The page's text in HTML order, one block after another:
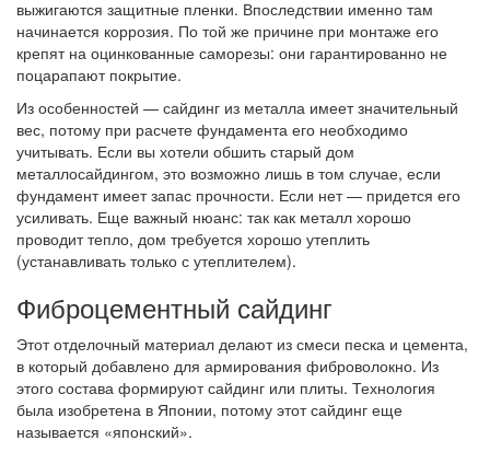
выжигаются защитные пленки. Впоследствии именно там
начинается коррозия. По той же причине при монтаже его
крепят на оцинкованные саморезы: они гарантированно не
поцарапают покрытие.
Из особенностей — сайдинг из металла имеет значительный
вес, потому при расчете фундамента его необходимо
учитывать. Если вы хотели обшить старый дом
металлосайдингом, это возможно лишь в том случае, если
фундамент имеет запас прочности. Если нет — придется его
усиливать. Еще важный нюанс: так как металл хорошо
проводит тепло, дом требуется хорошо утеплить
(устанавливать только с утеплителем).
Фиброцементный сайдинг
Этот отделочный материал делают из смеси песка и цемента,
в который добавлено для армирования фиброволокно. Из
этого состава формируют сайдинг или плиты. Технология
была изобретена в Японии, потому этот сайдинг еще
называется «японский».